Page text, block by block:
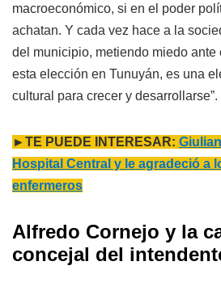
macroeconómico, si en el poder
achatan. Y cada vez hace a la
del municipio, metiendo miedo
esta elección en Tunuyán, es una
cultural para crecer y desarrollarse”.
►TE PUEDE INTERESAR:
Hospital Central y le agradeció a
enfermeros
Alfredo Cornejo y la
concejal del